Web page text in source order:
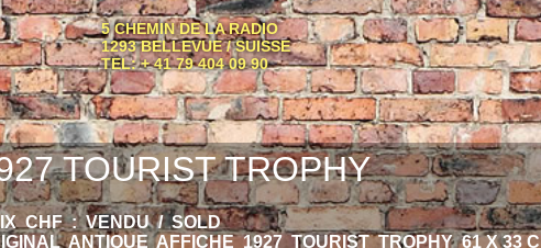
5 CHEMIN DE LA RADIO
1293 BELLEVUE / SUISSE
TEL: + 41 79 404 09 90
TOURIST TROPHY
CHF : VENDU / SOLD
ANTIQUE AFFICHE 1927 TOURIST TROPHY 61 X 33